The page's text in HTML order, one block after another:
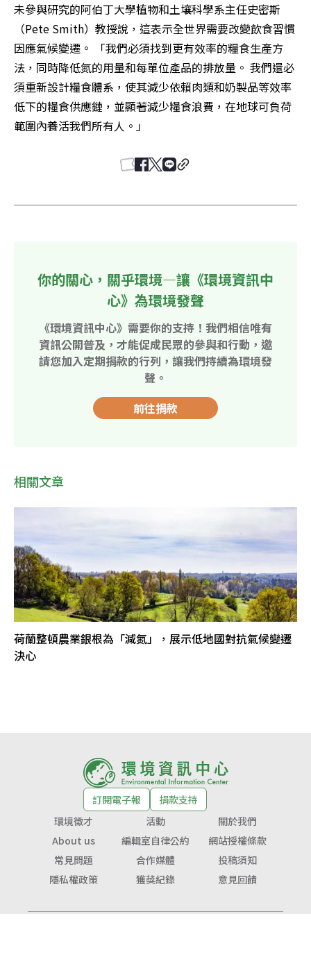
未參與研究的阿伯丁大學植物和土壤科學系主任史密斯
（Pete Smith）教授說，這表示全世界需要改變飲食習慣
因應氣候變遷。 「我們必須找到更有效率的糧食生產方
法，同時降低氮的用量和每單位產品的排放量。 我們還必
須重新設計糧食體系，使其減少依賴肉類和奶製品等效率
低下的糧食供應鏈，並顯著減少糧食浪費，在地球可負荷
範圍內養活我們所有人。」
你的關心，關乎環境—讓《環境資訊中
心》為環境發聲
《環境資訊中心》需要你的支持！我們相信唯有
資訊公開普及，才能促成民眾的參與和行動，邀
請您加入定期捐款的行列，讓我們持續為環境發
聲。
前往捐款
相關文章
荷蘭整頓農業銀根為「減氮」，展示低地國對抗氣候變遷
決心
訂閱電子報
捐款支持
環境徵才
活動
關於我們
About us
編輯室自律公約
網站授權條款
常見問題
合作媒體
投稿須知
隱私權政策
獲獎紀錄 意見回饋